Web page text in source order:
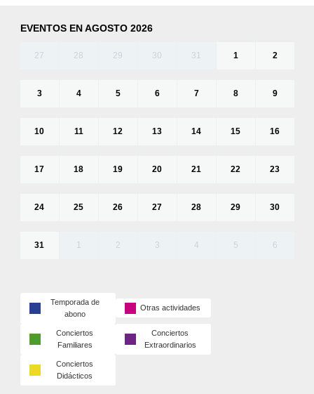
EVENTOS EN AGOSTO 2026
27 28 29 30 31 1 2
3 4 5 6 7 8 9
10 11 12 13 14 15 16
17 18 19 20 21 22 23
24 25 26 27 28 29 30
31 1 2 3 4 5 6
Temporada de
abono
Otras actividades
Conciertos
Familiares
Conciertos
Extraordinarios
Conciertos
Didácticos